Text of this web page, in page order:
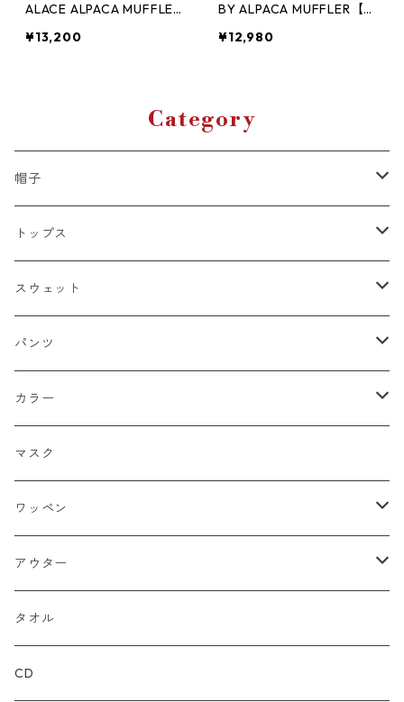
ALACE ALPACA MUFFLER
（アルパカ）
¥13,200
BY ALPACA MUFFLER【ベ
カ
¥12,980
Category
帽子
キャップ
スナップバック
フィッテド（サイズ調整無）
ドゥラグ
スカルキャップ
ハンチング
ニットキャップ
ハット
トップス
Ｔシャツ
半袖
長袖
シャツ（半袖）
シャツ（長袖）
トレーナー
パーカー
ジップアップ
プルオーバー
ロンＴ
総柄
タンクトップ
セーター
スウェット
トレーナー
パーカー
パンツ
ハーフ
ロング
ストレート
ルーズ
カラー
ブラック
ネイビー
グレー
ゴールド（金）
カーキグリーン
マスク
ワッペン
ロゴ
キャラクター
アシュラ
家紋
アウター
ジャケット
タオル
CD